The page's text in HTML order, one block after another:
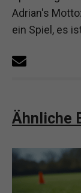
Adrian's
ein Spiel, es
Ähnliche